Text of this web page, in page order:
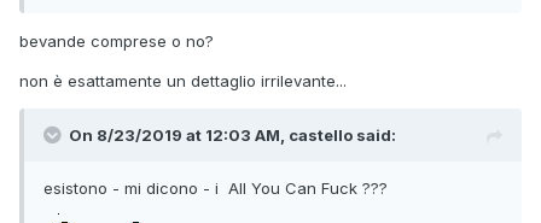
bevande comprese o no?
non è esattamente un dettaglio irrilevante...
On 8/23/2019 at 12:03 AM, castello said:
esistono - mi dicono - i All You Can Fuck ???